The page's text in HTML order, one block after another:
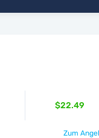
$22.49
Zum